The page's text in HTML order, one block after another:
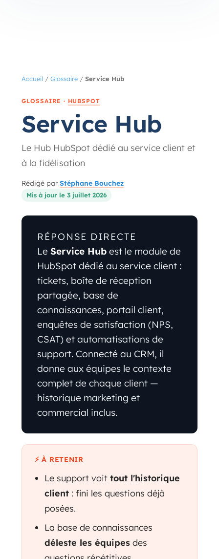
Accueil / Glossaire / Service Hub
GLOSSAIRE · HUBSPOT
Service Hub
Le Hub HubSpot dédié au service client et
à la fidélisation
Rédigé par Stéphane Bouchez
Mis à jour le 3 juillet 2026
RÉPONSE DIRECTE
Le Service Hub est le module de
HubSpot dédié au service client :
tickets, boîte de réception
partagée, base de
connaissances, portail client,
enquêtes de satisfaction (NPS,
CSAT) et automatisations de
support. Connecté au CRM, il
donne aux équipes le contexte
complet de chaque client —
historique marketing et
commercial inclus.
⚡ À RETENIR
Le support voit tout l'historique
client : fini les questions déjà
posées.
La base de connaissances
déleste les équipes des